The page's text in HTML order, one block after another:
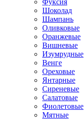
Фуксия
Шоколад
Шампань
Оливковые
Оранжевые
Вишневые
Изумрудные
Венге
Ореховые
Янтарные
Сиреневые
Салатовые
Фиолетовые
Мятные